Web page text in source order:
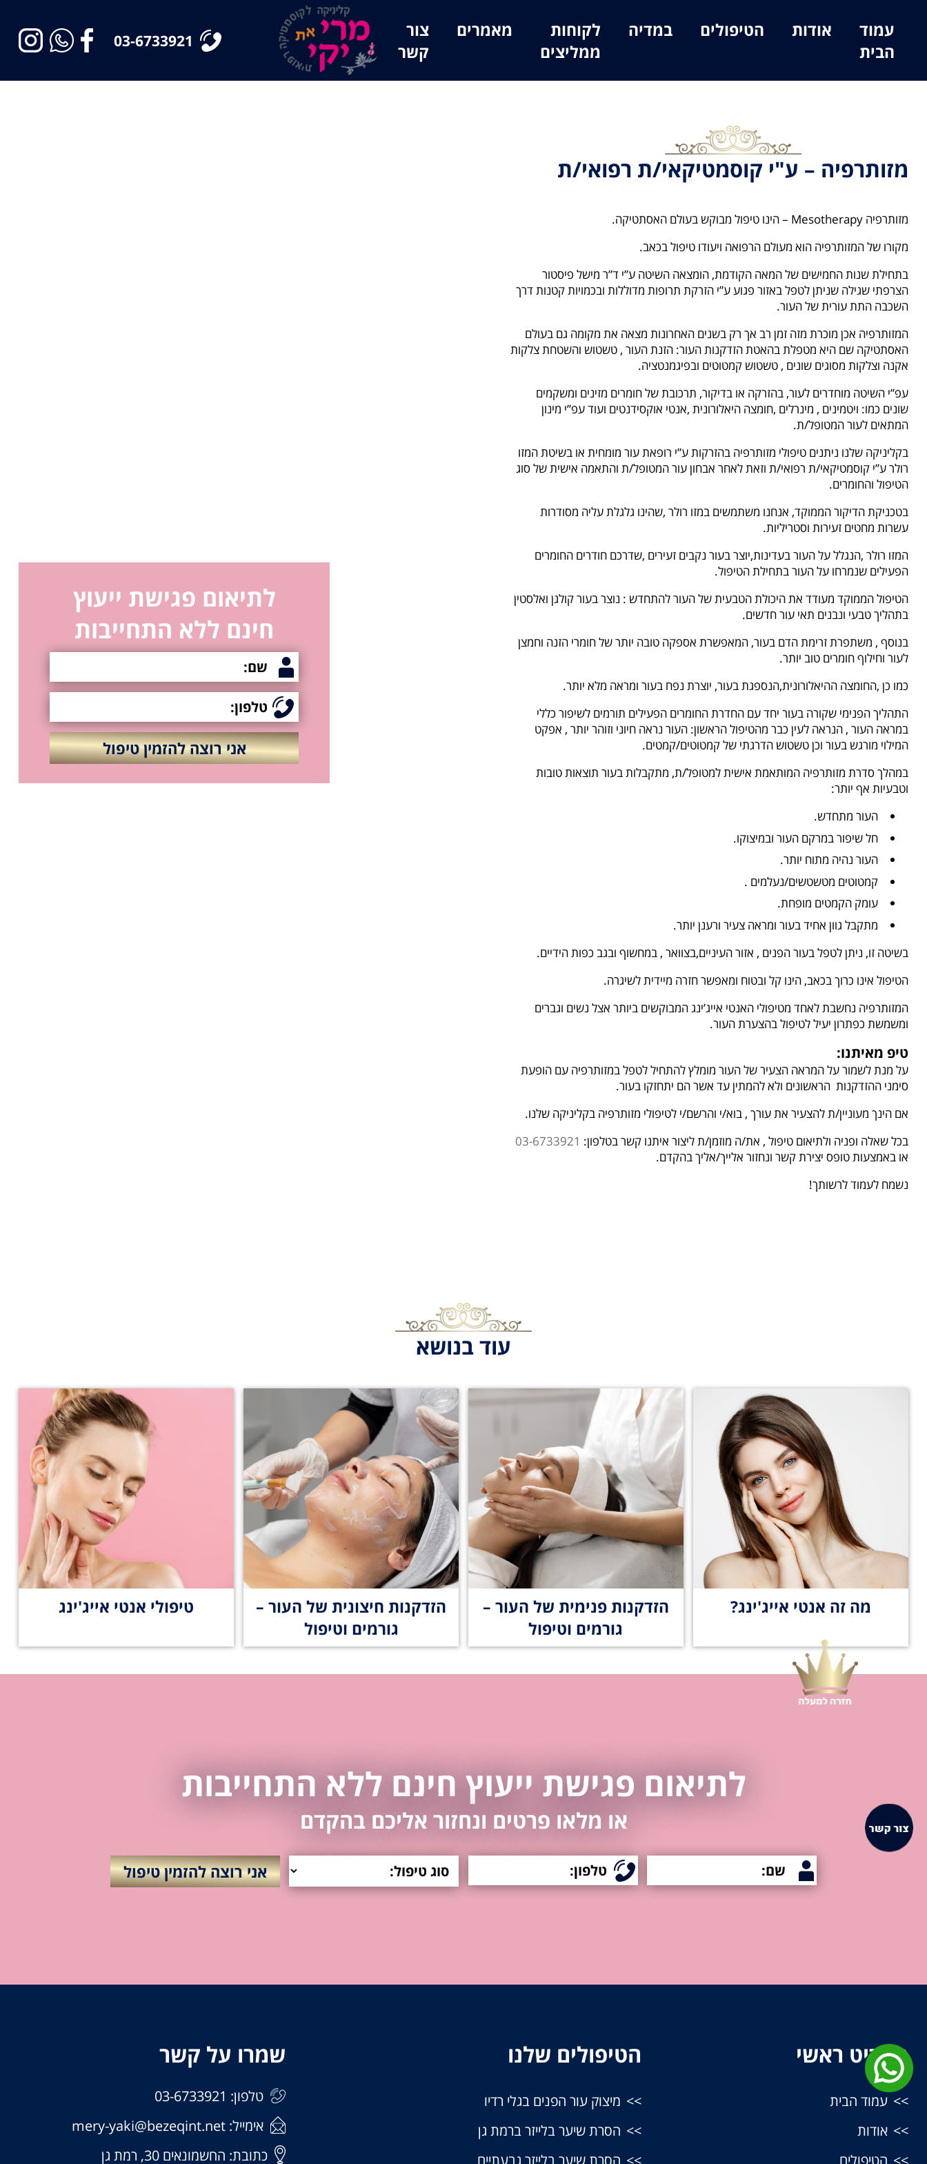
עמוד
הבית
אודות הטיפולים במדיה
לקוחות
ממליצים
מאמרים
צור
קשר
03-6733921
מזותרפיה – ע"י קוסמטיקאי/ת רפואי/ת
מזותרפיה Mesotherapy – הינו טיפול מבוקש בעולם האסתטיקה.
מקורו של המזותרפיה הוא מעולם הרפואה ויעודו טיפול בכאב.
בתחילת שנות החמישים של המאה הקודמת, הומצאה השיטה ע”י ד”ר מישל פיסטור
הצרפתי שגילה שניתן לטפל באזור פגוע ע”י הזרקת תרופות מדוללות ובכמויות קטנות דרך
השכבה התת עורית של העור.
המזותרפיה אכן מוכרת מזה זמן רב אך רק בשנים האחרונות מצאה את מקומה גם בעולם
האסתטיקה שם היא מטפלת בהאטת הזדקנות העור: הזנת העור , טשטוש והשטחת צלקות
אקנה וצלקות מסוגים שונים , טשטוש קמטוטים ובפיגמנטציה.
עפ”י השיטה מוחדרים לעור, בהזרקה או בדיקור, תרכובת של חומרים מזינים ומשקמים
שונים כמו: ויטמינים , מינרלים ,חומצה היאלורונית ,אנטי אוקסידנטים ועוד עפ”י מינון
המתאים לעור המטופל/ת.
בקליניקה שלנו ניתנים טיפולי מזותרפיה בהזרקות ע”י רופאת עור מומחית או בשיטת המזו
רולר ע”י קוסמטיקאי/ת רפואי/ת וזאת לאחר אבחון עור המטופל/ת והתאמה אישית של סוג
הטיפול והחומרים.
בטכניקת הדיקור הממוקד, אנחנו משתמשים במזו רולר ,שהינו גלגלת עליה מסודרות
עשרות מחטים זעירות וסטריליות.
המזו רולר ,הנגלל על העור בעדינות,יוצר בעור נקבים זעירים ,שדרכם חודרים החומרים
הפעילים שנמרחו על העור בתחילת הטיפול.
הטיפול הממוקד מעודד את היכולת הטבעית של העור להתחדש : נוצר בעור קולגן ואלסטין
בתהליך טבעי ונבנים תאי עור חדשים.
בנוסף , משתפרת זרימת הדם בעור, המאפשרת אספקה טובה יותר של חומרי הזנה וחמצן
לעור וחילוף חומרים טוב יותר.
כמו כן ,החומצה ההיאלורונית,הנספגת בעור, יוצרת נפח בעור ומראה מלא יותר.
התהליך הפנימי שקורה בעור יחד עם החדרת החומרים הפעילים תורמים לשיפור כללי
במראה העור , הנראה לעין כבר מהטיפול הראשון: העור נראה חיוני וזוהר יותר , אפקט
המילוי מורגש בעור וכן טשטוש הדרגתי של קמטוטים/קמטים.
במהלך סדרת מזותרפיה המותאמת אישית למטופל/ת, מתקבלות בעור תוצאות טובות
וטבעיות אף יותר:
העור מתחדש.
חל שיפור במרקם העור ובמיצוקו.
העור נהיה מתוח יותר.
קמטוטים מטשטשים/נעלמים .
עומק הקמטים מופחת.
מתקבל גוון אחיד בעור ומראה צעיר ורענן יותר.
בשיטה זו, ניתן לטפל בעור הפנים , אזור העיניים,בצוואר , במחשוף ובגב כפות הידיים.
הטיפול אינו כרוך בכאב, הינו קל ובטוח ומאפשר חזרה מיידית לשיגרה.
המזותרפיה נחשבת לאחד מטיפולי האנטי אייג’ינג המבוקשים ביותר אצל נשים וגברים
ומשמשת כפתרון יעיל לטיפול בהצערת העור.
טיפ מאיתנו:
על מנת לשמור על המראה הצעיר של העור מומלץ להתחיל לטפל במזותרפיה עם הופעת
סימני ההזדקנות הראשונים ולא להמתין עד אשר הם יתחזקו בעור.
אם הינך מעוניין/ת להצעיר את עורך , בוא/י והרשם/י לטיפולי מזותרפיה בקליניקה שלנו.
בכל שאלה ופניה ולתיאום טיפול , את/ה מוזמן/ת ליצור איתנו קשר בטלפון: 03-6733921
או באמצעות טופס יצירת קשר ונחזור אלייך/אליך בהקדם.
נשמח לעמוד לרשותך!
לתיאום פגישת ייעוץ
חינם ללא התחייבות
עוד בנושא
מה זה אנטי אייג'ינג?
הזדקנות פנימית של העור –
גורמים וטיפול
הזדקנות חיצונית של העור –
גורמים וטיפול
טיפולי אנטי אייג'ינג
לתיאום פגישת ייעוץ חינם ללא התחייבות
או מלאו פרטים ונחזור אליכם בהקדם
תפריט ראשי
עמוד הבית
אודות
הטיפולים
הטיפולים שלנו
מיצוק עור הפנים בגלי רדיו
הסרת שיער בלייזר ברמת גן
הסרת שיער בלייזר גבעתיים
שמרו על קשר
טלפון: 03-6733921
אימייל: mery-yaki@bezeqint.net
כתובת: החשמונאים 30, רמת גן